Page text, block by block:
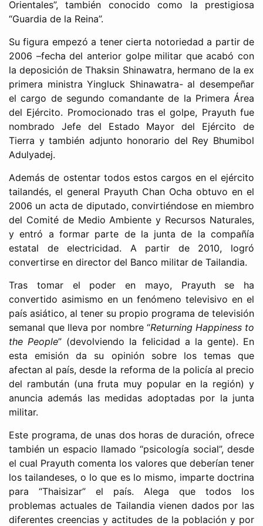
Orientales”, también conocido como la prestigiosa
“Guardia de la Reina”.
Su figura empezó a tener cierta notoriedad a partir de
2006 –fecha del anterior golpe militar que acabó con
la deposición de Thaksin Shinawatra, hermano de la ex
primera ministra Yingluck Shinawatra- al desempeñar
el cargo de segundo comandante de la Primera Área
del Ejército. Promocionado tras el golpe, Prayuth fue
nombrado Jefe del Estado Mayor del Ejército de
Tierra y también adjunto honorario del Rey Bhumibol
Adulyadej.
Además de ostentar todos estos cargos en el ejército
tailandés, el general Prayuth Chan Ocha obtuvo en el
2006 un acta de diputado, convirtiéndose en miembro
del Comité de Medio Ambiente y Recursos Naturales,
y entró a formar parte de la junta de la compañía
estatal de electricidad. A partir de 2010, logró
convertirse en director del Banco militar de Tailandia.
Tras tomar el poder en mayo, Prayuth se ha
convertido asimismo en un fenómeno televisivo en el
país asiático, al tener su propio programa de televisión
semanal que lleva por nombre “Returning Happiness to
the People” (devolviendo la felicidad a la gente). En
esta emisión da su opinión sobre los temas que
afectan al país, desde la reforma de la policía al precio
del rambután (una fruta muy popular en la región) y
anuncia además las medidas adoptadas por la junta
militar.
Este programa, de unas dos horas de duración, ofrece
también un espacio llamado “psicología social”, desde
el cual Prayuth comenta los valores que deberían tener
los tailandeses, o lo que es lo mismo, imparte doctrina
para “Thaisizar” el país. Alega que todos los
problemas actuales de Tailandia vienen dados por las
diferentes creencias y actitudes de la población y por